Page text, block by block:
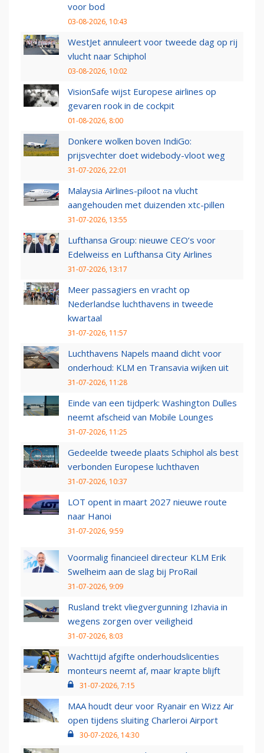
voor bod
03-08-2026, 10:43
WestJet annuleert voor tweede dag op rij
vlucht naar Schiphol
03-08-2026, 10:02
VisionSafe wijst Europese airlines op
gevaren rook in de cockpit
01-08-2026, 8:00
Donkere wolken boven IndiGo:
prijsvechter doet widebody-vloot weg
31-07-2026, 22:01
Malaysia Airlines-piloot na vlucht
aangehouden met duizenden xtc-pillen
31-07-2026, 13:55
Lufthansa Group: nieuwe CEO’s voor
Edelweiss en Lufthansa City Airlines
31-07-2026, 13:17
Meer passagiers en vracht op
Nederlandse luchthavens in tweede
kwartaal
31-07-2026, 11:57
Luchthavens Napels maand dicht voor
onderhoud: KLM en Transavia wijken uit
31-07-2026, 11:28
Einde van een tijdperk: Washington Dulles
neemt afscheid van Mobile Lounges
31-07-2026, 11:25
Gedeelde tweede plaats Schiphol als best
verbonden Europese luchthaven
31-07-2026, 10:37
LOT opent in maart 2027 nieuwe route
naar Hanoi
31-07-2026, 9:59
Voormalig financieel directeur KLM Erik
Swelheim aan de slag bij ProRail
31-07-2026, 9:09
Rusland trekt vliegvergunning Izhavia in
wegens zorgen over veiligheid
31-07-2026, 8:03
Wachttijd afgifte onderhoudslicenties
monteurs neemt af, maar krapte blijft
31-07-2026, 7:15
MAA houdt deur voor Ryanair en Wizz Air
open tijdens sluiting Charleroi Airport
30-07-2026, 14:30